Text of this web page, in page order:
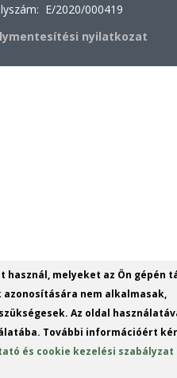
E/2020/000419
nyilatkozat
használ, melyeket az Ön gépén
azonosítására nem alkalmasak,
Az oldal
További információért
és cookie kezelési szabályzat